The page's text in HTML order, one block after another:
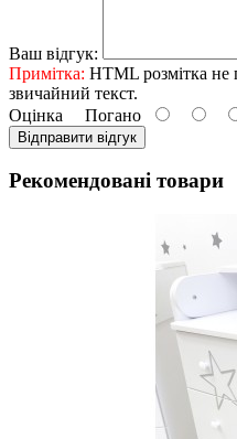
Ваш відгук:
Примітка: HTML розмітка не
звичайний текст.
Оцінка Погано
Відправити відгук
Рекомендовані товари